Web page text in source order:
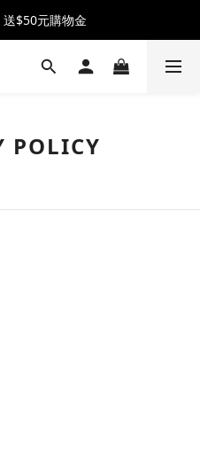
♡ 冰淇淋提霸杯 ♡
$50元購物金
♡ 冰淇淋提霸杯 ♡
POLICY